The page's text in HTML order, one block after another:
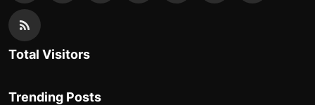
Total Visitors
Trending Posts